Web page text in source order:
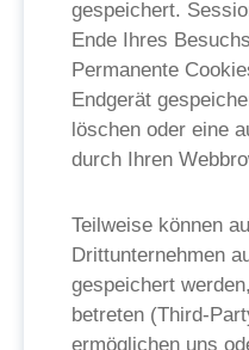
gespeichert.
Ende Ihres
Permanente
Endgerät
löschen oder eine
durch Ihren
Teilweise können
Drittunternehmen
gespeichert
betreten (Third-
ermöglichen uns